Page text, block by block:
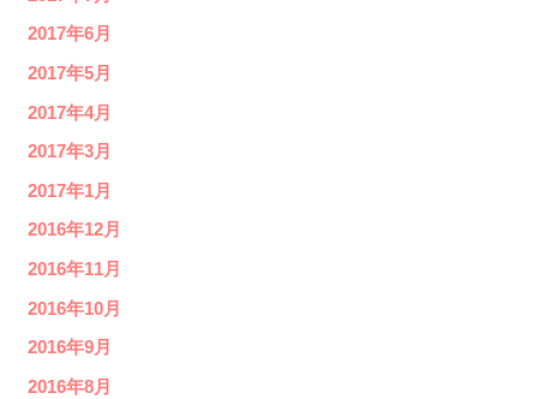
2017年6月
2017年5月
2017年4月
2017年3月
2017年1月
2016年12月
2016年11月
2016年10月
2016年9月
2016年8月